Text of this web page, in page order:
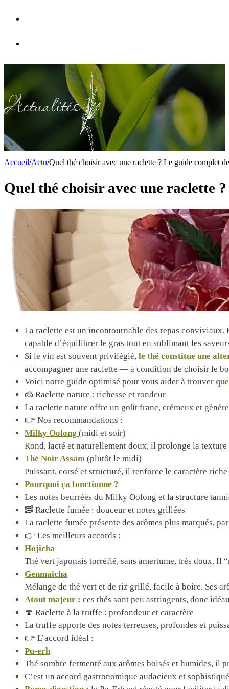
Actualités
Accueil/Actu/Quel thé choisir avec une raclette ? Le guide complet
Quel thé choisir avec une raclette
La raclette est un incontournable des repas
capable d’équilibrer le gras tout en sublimant les
Si le vin est souvent privilégié, le thé constitue une
accompagner une raclette — à condition de choisir le
Voici notre guide optimisé pour vous aider à trouver
🧀 Raclette nature : richesse et rondeur
La raclette nature offre un goût franc, crémeux et
👉 Nos recommandations :
Milky Oolong (midi et soir)
Rond, lacté et naturellement doux, il prolonge la
Thé Noir Assam (plutôt le midi)
Puissant, corsé et structuré, il renforce le caractère
Pourquoi ça fonctionne ?
Les notes beurrées du Milky Oolong et la structure
🥓 Raclette fumée : douceur et notes grillées
La raclette fumée présente des arômes plus marqués,
👉 Les meilleurs accords :
Hojicha
Thé vert japonais torréfié, sans amertume, très doux. Il
Genmaicha
Mélange de thé vert et de riz grillé, facile à boire. Ses
Atout majeur : ces thés sont peu astringents, donc
🍄 Raclette à la truffe : profondeur et caractère
La truffe apporte des notes terreuses, profondes et
👉 L’accord idéal :
Pu-erh
Thé sombre fermenté aux arômes boisés et humides, il
C’est un accord gastronomique audacieux et